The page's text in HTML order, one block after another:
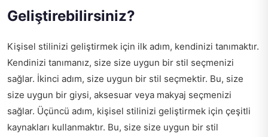
Geliştirebilirsiniz?
Kişisel stilinizi geliştirmek için ilk adım, kendinizi tanımaktır.
Kendinizi tanımanız, size size uygun bir stil seçmenizi
sağlar. İkinci adım, size uygun bir stil seçmektir. Bu, size
size uygun bir giysi, aksesuar veya makyaj seçmenizi
sağlar. Üçüncü adım, kişisel stilinizi geliştirmek için çeşitli
kaynakları kullanmaktır. Bu, size size uygun bir stil